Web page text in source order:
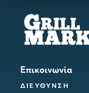
Επικοινωνία
ΔΙΕΥΘΥΝΣΗ